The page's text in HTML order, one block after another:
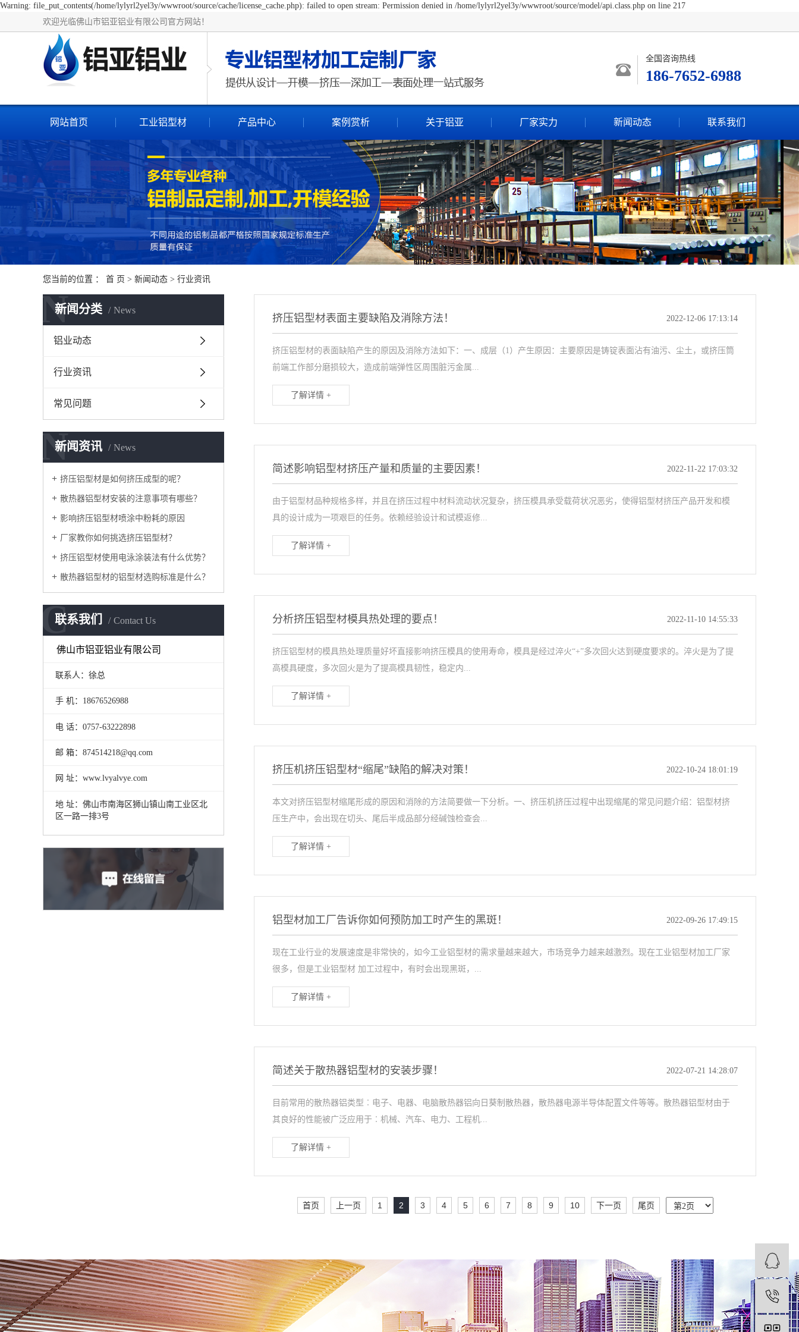
Warning: file_put_contents(/home/lylyrl2yel3y/wwwroot/source/cache/license_cache.php): failed to open stream: Permission denied in /home/lylyrl2yel3y/wwwroot/source/model/api.class.php on line 217
欢迎光临佛山市铝亚铝业有限公司官方网站！
全国咨询热线
186-7652-6988
网站首页 工业铝型材 产品中心 案例赏析 关于铝亚 厂家实力 新闻动态 联系我们
您当前的位置 ： 首 页 > 新闻动态 > 行业资讯
新闻分类 News
N
铝业动态
行业资讯
常见问题
新闻资讯 News
N
挤压铝型材是如何挤压成型的呢？
散热器铝型材安装的注意事项有哪些？
影响挤压铝型材喷涂中粉耗的原因
厂家教你如何挑选挤压铝型材？
挤压铝型材使用电泳涂装法有什么优势？
散热器铝型材的铝型材选购标准是什么？
联系我们 Contact Us
C
佛山市铝亚铝业有限公司
联系人：徐总
手 机：18676526988
电 话：0757-63222898
邮 箱：874514218@qq.com
网 址：www.lvyalvye.com
地 址：佛山市南海区狮山镇山南工业区北
区一路一排3号
挤压铝型材表面主要缺陷及消除方法！ 2022-12-06 17:13:14
挤压铝型材的表面缺陷产生的原因及消除方法如下：一、成层（1）产生原因：主要原因是铸锭表面沾有油污、尘土，或挤压筒
前端工作部分磨损较大，造成前端弹性区周围脏污金属...
了解详情 +
简述影响铝型材挤压产量和质量的主要因素！ 2022-11-22 17:03:32
由于铝型材品种规格多样，并且在挤压过程中材料流动状况复杂，挤压模具承受载荷状况恶劣，使得铝型材挤压产品开发和模
具的设计成为一项艰巨的任务。依赖经验设计和试模返修...
了解详情 +
分析挤压铝型材模具热处理的要点！ 2022-11-10 14:55:33
挤压铝型材的模具热处理质量好坏直接影响挤压模具的使用寿命，模具是经过淬火“+”多次回火达到硬度要求的。淬火是为了提
高模具硬度，多次回火是为了提高模具韧性，稳定内...
了解详情 +
挤压机挤压铝型材“缩尾”缺陷的解决对策！ 2022-10-24 18:01:19
本文对挤压铝型材缩尾形成的原因和消除的方法简要做一下分析。一、挤压机挤压过程中出现缩尾的常见问题介绍：铝型材挤
压生产中，会出现在切头、尾后半成品部分经碱蚀检查会...
了解详情 +
铝型材加工厂告诉你如何预防加工时产生的黑斑！ 2022-09-26 17:49:15
现在工业行业的发展速度是非常快的，如今工业铝型材的需求量越来越大，市场竞争力越来越激烈。现在工业铝型材加工厂家
很多，但是工业铝型材 加工过程中，有时会出现黑斑，...
了解详情 +
简述关于散热器铝型材的安装步骤！ 2022-07-21 14:28:07
目前常用的散热器铝类型︰电子、电器、电脑散热器铝向日葵制散热器，散热器电源半导体配置文件等等。散热器铝型材由于
其良好的性能被广泛应用于︰机械、汽车、电力、工程机...
了解详情 +
首页 上一页 1 2 3 4 5 6 7 8 9 10 下一页 尾页